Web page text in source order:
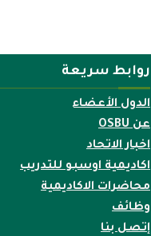
روابط سريعة
الدول الأعضاء
عن OSBU
اخبار الاتحاد
اكاديمية اوسبو للتدريب
محاضرات الاكاديمية
وظائف
إتصل بنا